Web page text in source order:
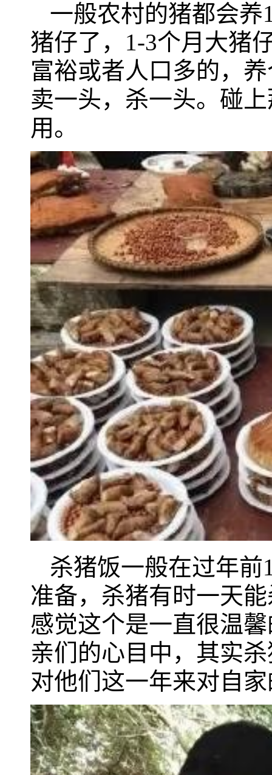
一般农村的猪都会
猪仔了，1-3个月大猪
富裕或者人口多的，
卖一头，杀一头。碰
用。
杀猪饭一般在过年
准备，杀猪有时一天
感觉这个是一直很温
亲们的心目中，其实
对他们这一年来对自